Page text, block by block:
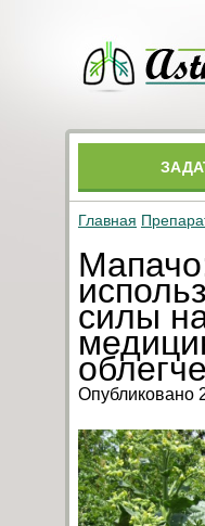
Главная
силы
Опубликовано